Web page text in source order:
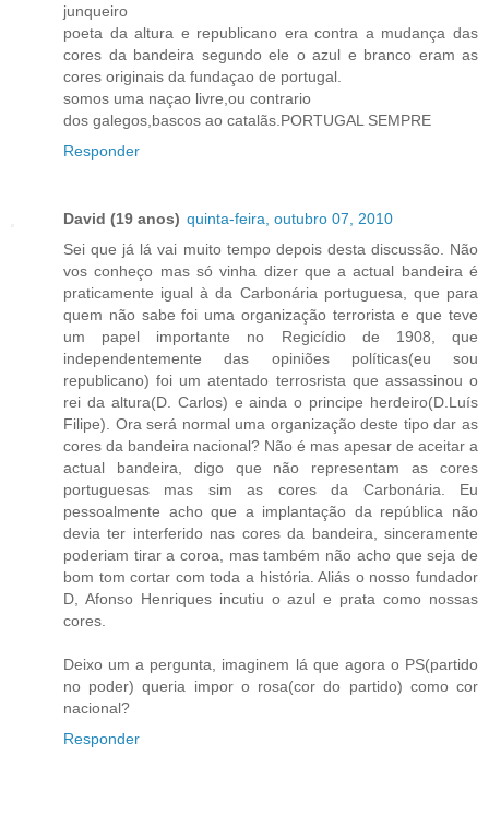
junqueiro
poeta da altura e republicano era contra a mudança das
cores da bandeira segundo ele o azul e branco eram as
cores originais da fundaçao de portugal.
somos uma naçao livre,ou contrario
dos galegos,bascos ao catalãs.PORTUGAL SEMPRE
Responder
David (19 anos) quinta-feira, outubro 07, 2010
Sei que já lá vai muito tempo depois desta discussão. Não
vos conheço mas só vinha dizer que a actual bandeira é
praticamente igual à da Carbonária portuguesa, que para
quem não sabe foi uma organização terrorista e que teve
um papel importante no Regicídio de 1908, que
independentemente das opiniões políticas(eu sou
republicano) foi um atentado terrosrista que assassinou o
rei da altura(D. Carlos) e ainda o principe herdeiro(D.Luís
Filipe). Ora será normal uma organização deste tipo dar as
cores da bandeira nacional? Não é mas apesar de aceitar a
actual bandeira, digo que não representam as cores
portuguesas mas sim as cores da Carbonária. Eu
pessoalmente acho que a implantação da república não
devia ter interferido nas cores da bandeira, sinceramente
poderiam tirar a coroa, mas também não acho que seja de
bom tom cortar com toda a história. Aliás o nosso fundador
D, Afonso Henriques incutiu o azul e prata como nossas
cores.
Deixo um a pergunta, imaginem lá que agora o PS(partido
no poder) queria impor o rosa(cor do partido) como cor
nacional?
Responder